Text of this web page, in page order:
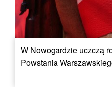
W Nowogardzie uczczą
Powstania